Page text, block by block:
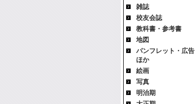
雑誌
校友会誌
教科書・参考書
地図
パンフレット・広告
ほか
絵画
写真
明治期